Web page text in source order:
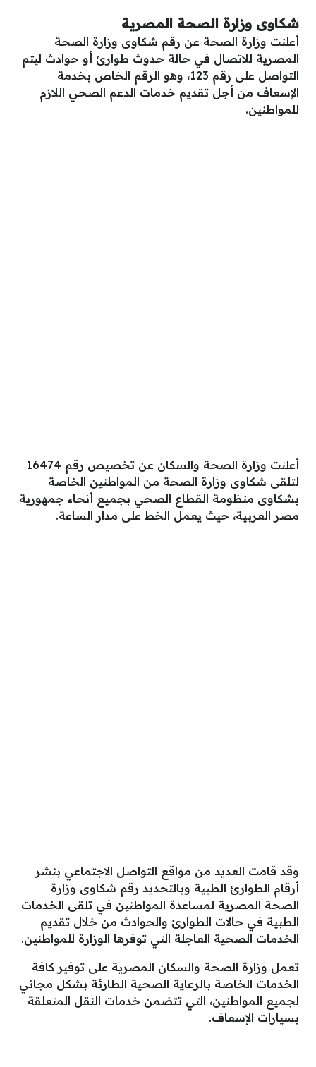
شكاوى وزارة الصحة المصرية
أعلنت وزارة الصحة عن رقم شكاوى وزارة الصحة
المصرية للاتصال في حالة حدوث طوارئ أو حوادث ليتم
التواصل على رقم 123، وهو الرقم الخاص بخدمة
الإسعاف من أجل تقديم خدمات الدعم الصحي اللازم
للمواطنين.
أعلنت وزارة الصحة والسكان عن تخصيص رقم 16474
لتلقى شكاوى وزارة الصحة من المواطنين الخاصة
بشكاوى منظومة القطاع الصحي بجميع أنحاء جمهورية
مصر العربية، حيث يعمل الخط على مدار الساعة.
وقد قامت العديد من مواقع التواصل الاجتماعي بنشر
أرقام الطوارئ الطبية وبالتحديد رقم شكاوى وزارة
الصحة المصرية لمساعدة المواطنين في تلقى الخدمات
الطبية في حالات الطوارئ والحوادث من خلال تقديم
الخدمات الصحية العاجلة التي توفرها الوزارة للمواطنين.
تعمل وزارة الصحة والسكان المصرية على توفير كافة
الخدمات الخاصة بالرعاية الصحية الطارئة بشكل مجاني
لجميع المواطنين، التي تتضمن خدمات النقل المتعلقة
بسيارات الإسعاف.